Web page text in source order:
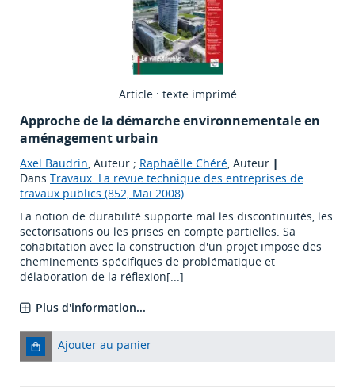
Article : texte imprimé
Approche de la démarche environnementale en
aménagement urbain
Axel Baudrin, Auteur ; Raphaëlle Chéré, Auteur |
Dans Travaux. La revue technique des entreprises de
travaux publics (852, Mai 2008)
La notion de durabilité supporte mal les discontinuités, les
sectorisations ou les prises en compte partielles. Sa
cohabitation avec la construction d'un projet impose des
cheminements spécifiques de problématique et
délaboration de la réflexion[...]
Plus d'information...
Ajouter au panier